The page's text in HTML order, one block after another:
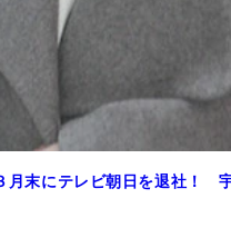
月末にテレビ朝日を退社！